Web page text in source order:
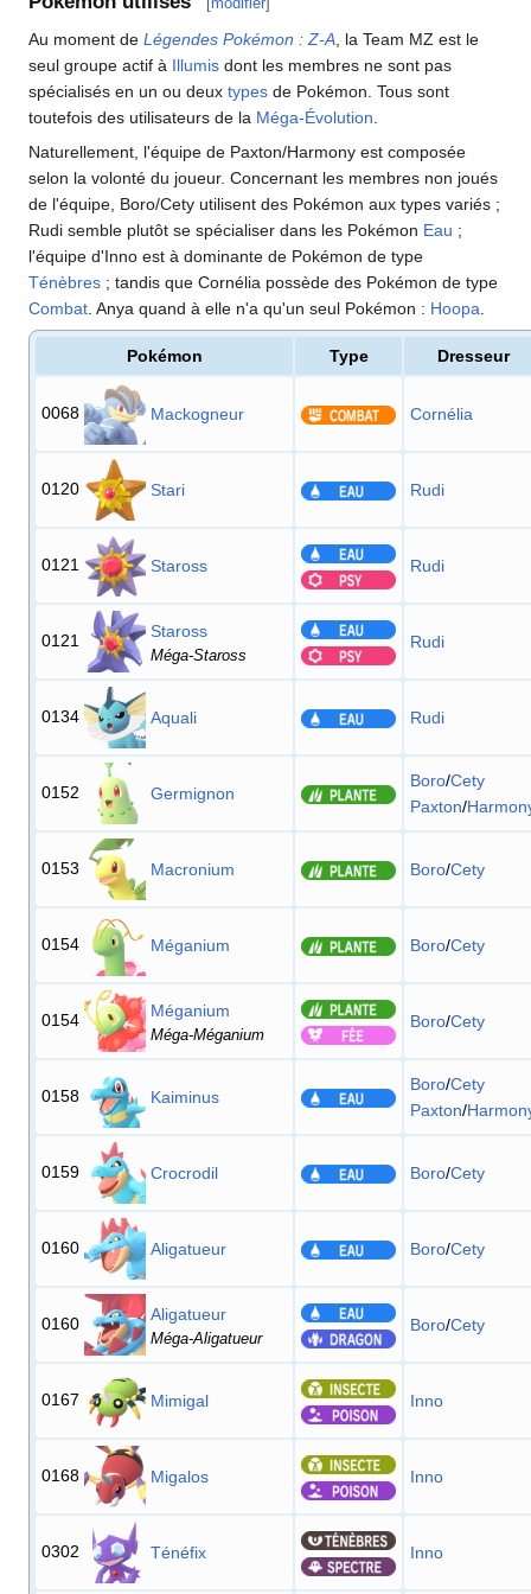
Au moment de Légendes Pokémon : Z-A , la Team MZ est le
seul groupe actif à Illumis dont les membres ne sont pas
spécialisés en un ou deux types de Pokémon. Tous sont
toutefois des utilisateurs de la Méga-Évolution
Naturellement, l'équipe de Paxton/Harmony est composée
selon la volonté du joueur. Concernant les membres non joués
de l'équipe, Boro/Cety utilisent des Pokémon aux types variés ;
Rudi semble plutôt se spécialiser dans les Pokémon Eau ;
l'équipe d'Inno est à dominante de Pokémon de type
Ténèbres ; tandis que Cornélia possède des Pokémon de type
Combat . Anya quand à elle n'a qu'un seul Pokémon : Hoopa
Pokémon Type Dresseur
0068 Mackogneur Cornélia
0120 Stari Rudi
0121 Staross Rudi
0121 Staross
Méga-Staross
Rudi
0134 Aquali Rudi
0152 Germignon
Boro/Cety
Paxton/
0153 Macronium Boro/Cety
0154 Méganium Boro/Cety
0154 Méganium
Méga-Méganium
Boro/Cety
0158 Kaiminus
Boro/Cety
Paxton/
0159 Crocrodil Boro/Cety
0160 Aligatueur Boro/Cety
0160 Aligatueur
Méga-Aligatueur
Boro/Cety
0167 Mimigal Inno
0168 Migalos Inno
0302 Ténéfix Inno